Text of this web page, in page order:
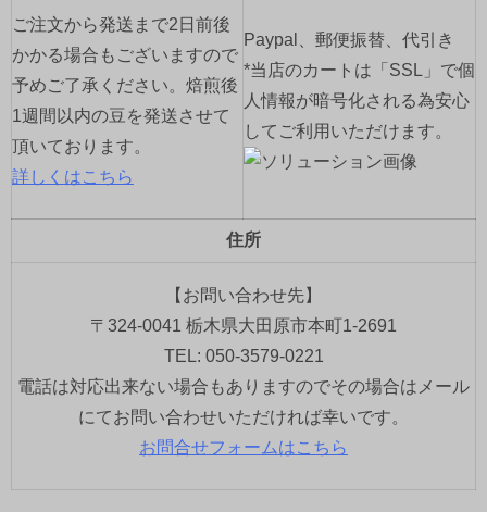
ご注文から発送まで2日前後
かかる場合もございますので
予めご了承ください。焙煎後
1週間以内の豆を発送させて
頂いております。
詳しくはこちら
Paypal、郵便振替、代引き
*当店のカートは「SSL」で個
人情報が暗号化される為安心
してご利用いただけます。
住所
【お問い合わせ先】
〒324-0041 栃木県大田原市本町1-2691
TEL: 050-3579-0221
電話は対応出来ない場合もありますのでその場合はメール
にてお問い合わせいただければ幸いです。
お問合せフォームはこちら